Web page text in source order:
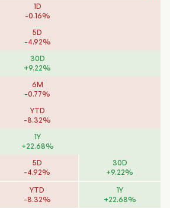
1D
-0.16%
5D
-4.92%
30D
+9.22%
6M
-0.77%
YTD
-8.32%
1Y
+22.68%
5D
-4.92%
30D
+9.22%
YTD
-8.32%
1Y
+22.68%